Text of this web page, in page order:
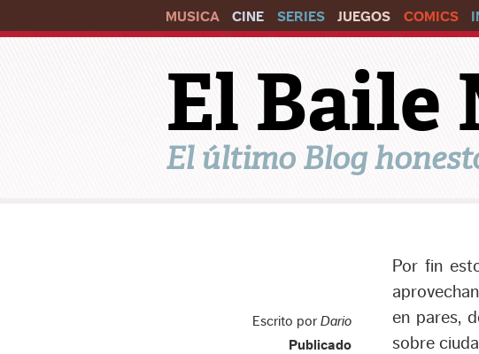
MUSICA CINE SERIES JUEGOS COMICS
El Baile
El último Blog
Escrito porDario
Publicado
Por fin
en pares,
sobre